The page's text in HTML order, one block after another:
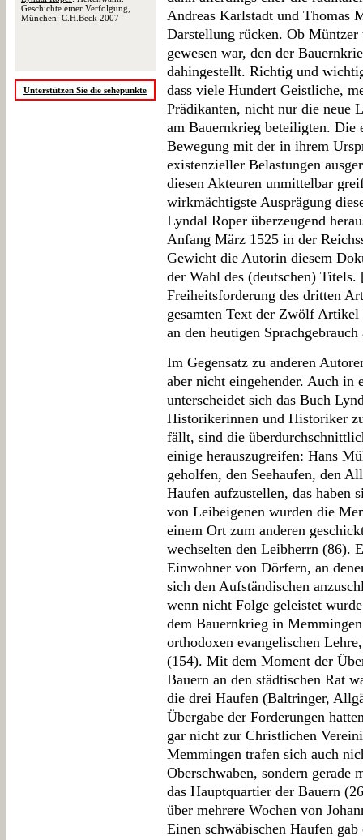
Geschichte einer Verfolgung,
München: C.H.Beck 2007
Unterstützen Sie die sehepunkte
Andreas Karlstadt und Thomas
Darstellung rücken. Ob Müntzer
gewesen war, den der
dahingestellt. Richtig und
dass viele Hundert Geistliche,
Prädikanten, nicht nur die neue
am Bauernkrieg beteiligten. Die
Bewegung mit der in ihrem
existenzieller Belastungen
diesen Akteuren unmittelbar
wirkmächtigste Ausprägung
Lyndal Roper überzeugend
Anfang März 1525 in der
Gewicht die Autorin diesem
der Wahl des (deutschen) Titels.
Freiheitsforderung des dritten
gesamten Text der Zwölf
an den heutigen
Im Gegensatz zu anderen
aber nicht eingehender. Auch in
unterscheidet sich das Buch
Historikerinnen und Historiker
fällt, sind die
einige herauszugreifen: Hans
geholfen, den Seehaufen, den
Haufen aufzustellen, das haben
von Leibeigenen wurden die
einem Ort zum anderen
wechselten den Leibherrn (86).
Einwohner von Dörfern, an
sich den Aufständischen
wenn nicht Folge geleistet
dem Bauernkrieg in
orthodoxen evangelischen
(154). Mit dem Moment der
Bauern an den städtischen Rat
die drei Haufen (Baltringer,
Übergabe der Forderungen
gar nicht zur Christlichen
Memmingen trafen sich auch
Oberschwaben, sondern gerade
das Hauptquartier der Bauern
über mehrere Wochen von
Einen schwäbischen Haufen